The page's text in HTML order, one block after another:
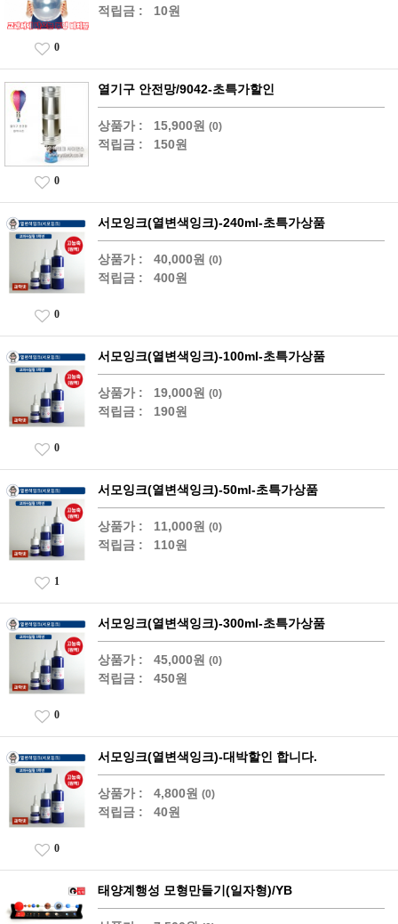
적립금 : 10원
0
열기구 안전망/9042-초특가할인
상품가 : 15,900원 (0)
적립금 : 150원
0
서모잉크(열변색잉크)-240ml-초특가상품
상품가 : 40,000원 (0)
적립금 : 400원
0
서모잉크(열변색잉크)-100ml-초특가상품
상품가 : 19,000원 (0)
적립금 : 190원
0
서모잉크(열변색잉크)-50ml-초특가상품
상품가 : 11,000원 (0)
적립금 : 110원
1
서모잉크(열변색잉크)-300ml-초특가상품
상품가 : 45,000원 (0)
적립금 : 450원
0
서모잉크(열변색잉크)-대박할인 합니다.
상품가 : 4,800원 (0)
적립금 : 40원
0
태양계행성 모형만들기(일자형)/YB